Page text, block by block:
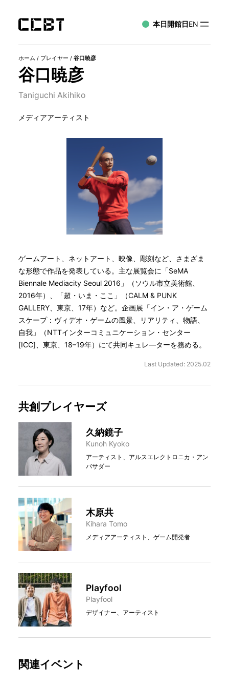
本日開館日EN
ホーム / プレイヤー / 谷口暁彦
谷口暁彦
Taniguchi Akihiko
メディアアーティスト
ゲームアート、ネットアート、映像、彫刻など、さまざま
な形態で作品を発表している。主な展覧会に「SeMA
Biennale Mediacity Seoul 2016」（ソウル市立美術館、
2016年）、「超・いま・ここ」（CALM & PUNK
GALLERY、東京、17年）など。企画展「イン・ア・ゲーム
スケープ：ヴィデオ・ゲームの風景、リアリティ、物語、
自我」（NTTインターコミュニケーション・センター
[ICC]、東京、18–19年）にて共同キュレ―ターを務める。
Last Updated: 2025.02
共創プレイヤーズ
久納鏡子
Kunoh Kyoko
アーティスト、アルスエレクトロニカ・アン
バサダー
木原共
Kihara Tomo
メディアアーティスト、ゲーム開発者
Playfool
Playfool
デザイナー、アーティスト
関連イベント